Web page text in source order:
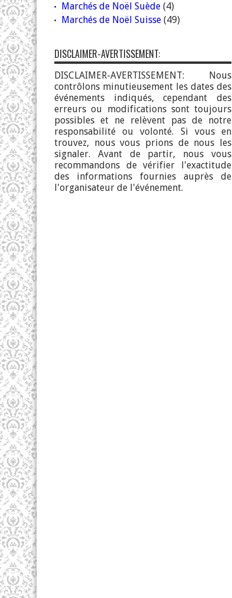
Marchés de Noël Suède (4)
Marchés de Noël Suisse (49)
DISCLAIMER-AVERTISSEMENT:
DISCLAIMER-AVERTISSEMENT: Nous
contrôlons minutieusement les dates des
événements indiqués, cependant des
erreurs ou modifications sont toujours
possibles et ne relèvent pas de notre
responsabilité ou volonté. Si vous en
trouvez, nous vous prions de nous les
signaler. Avant de partir, nous vous
recommandons de vérifier l'exactitude
des informations fournies auprès de
l'organisateur de l'événement.